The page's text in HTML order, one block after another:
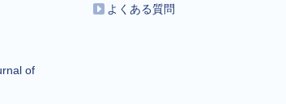
of
よくある質問